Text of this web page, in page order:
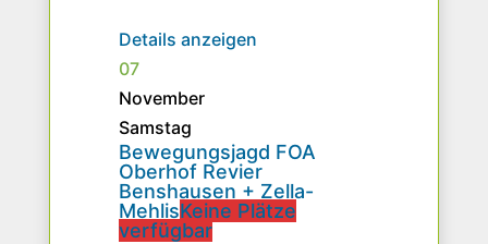
Details anzeigen
07
November
Samstag
Bewegungsjagd FOA
Oberhof Revier
Benshausen + Zella-
MehlisKeine Plätze
verfügbar